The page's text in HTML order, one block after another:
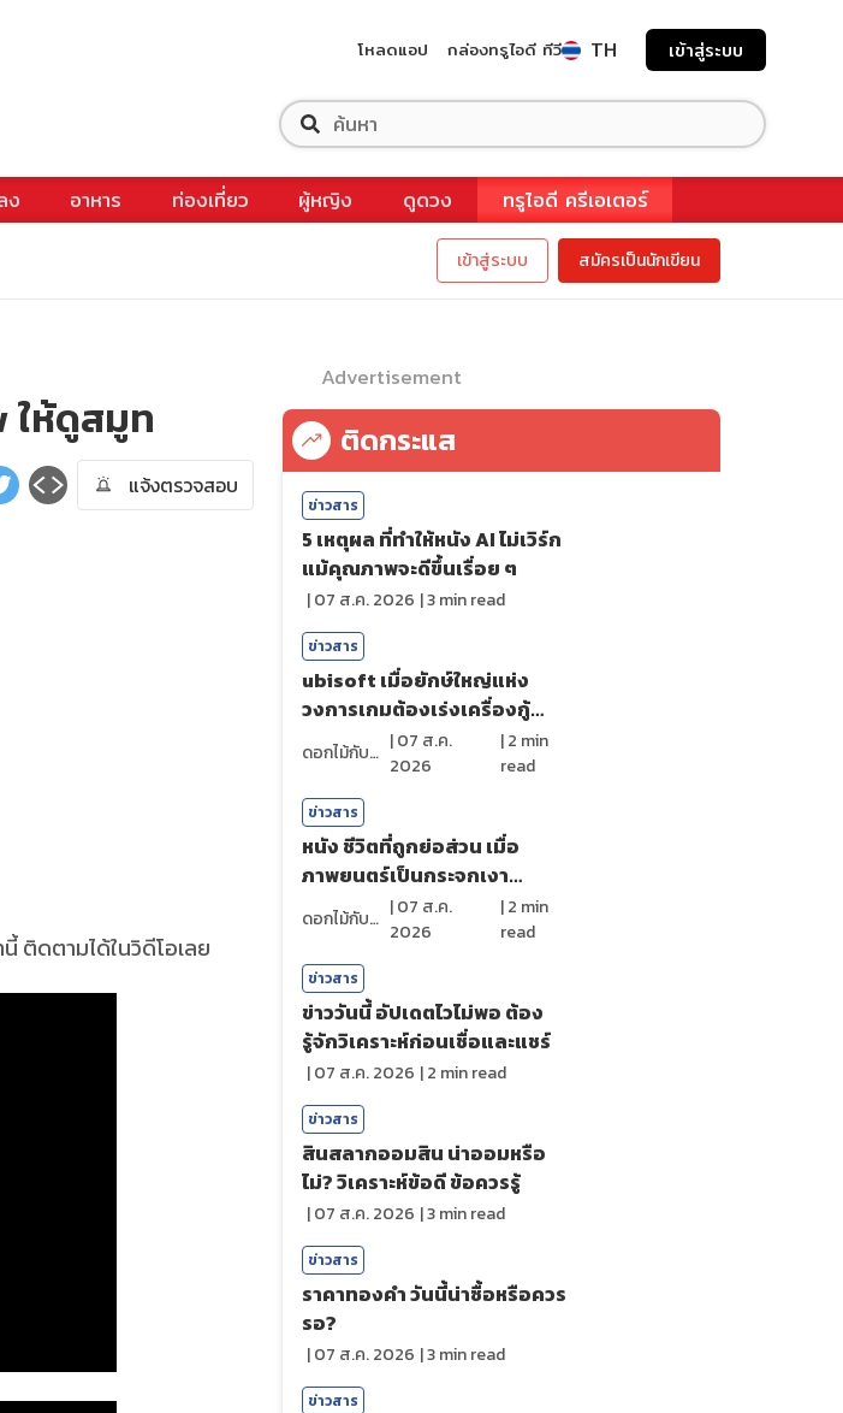
โหลดแอป กล่องทรูไอดี ทีวี TH เข้าสู่ระบบ
ง อาหาร ท่องเที่ยว ผู้หญิง ดูดวง ทรูไอดี ครีเอเตอร์
เข้าสู่ระบบ สมัครเป็นนักเขียน
ให้ดูสมูท
แจ้งตรวจสอบ
ติดตามได้ในวิดีโอเลย
Advertisement
ติดกระแส
ข่าวสาร
5 เหตุผล ที่ทำให้หนัง AI ไม่เวิร์ก
แม้คุณภาพจะดีขึ้นเรื่อย ๆ
|07 ส.ค. 2026 |3min read
ข่าวสาร
ubisoft เมื่อยักษ์ใหญ่แห่ง
วงการเกมต้องเร่งเครื่องกู้
ศรัทธา
ดอกไม้กับสายน้ำ |07 ส.ค.
2026
|2 min
read
ข่าวสาร
หนัง ชีวิตที่ถูกย่อส่วน เมื่อ
ภาพยนตร์เป็นกระจกเงา
สะท้อนตัวตน
ดอกไม้กับสายน้ำ |07 ส.ค.
2026
|2 min
read
ข่าวสาร
ข่าววันนี้ อัปเดตไวไม่พอ ต้อง
รู้จักวิเคราะห์ก่อนเชื่อและแชร์
|07 ส.ค. 2026 |2 min read
ข่าวสาร
สินสลากออมสิน น่าออมหรือ
ไม่? วิเคราะห์ข้อดี ข้อควรรู้
|07 ส.ค. 2026 |3min read
ข่าวสาร
ราคาทองคํา วันนี้น่าซื้อหรือควร
รอ?
|07 ส.ค. 2026 |3min read
ข่าวสาร